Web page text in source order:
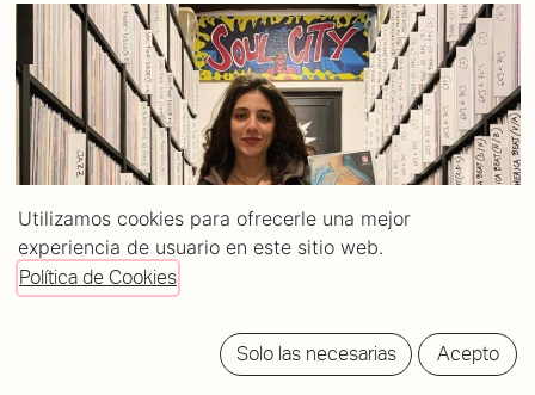
Utilizamos cookies para ofrecerle una mejor
experiencia de usuario en este sitio web.
Política de Cookies
Solo las necesarias Acepto